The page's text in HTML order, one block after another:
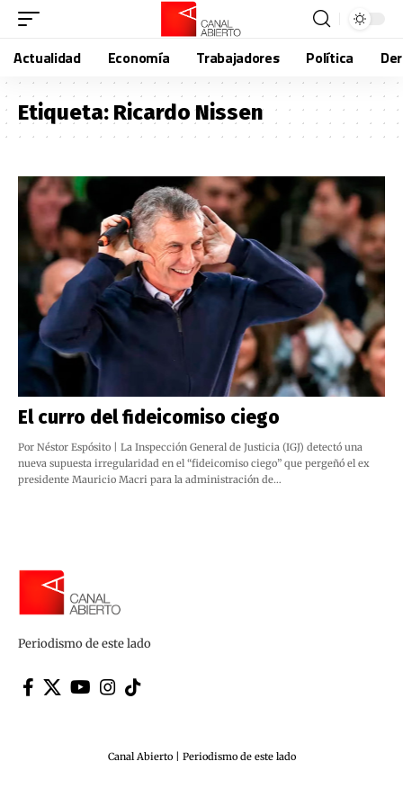
Actualidad Economía Trabajadores Política
Etiqueta:Ricardo Nissen
El curro del fideicomiso ciego
Por Néstor Espósito | La Inspección General de Justicia (IGJ) detectó una
nueva supuesta irregularidad en el “fideicomiso ciego” que pergeñó el ex
presidente Mauricio Macri para la administración de…
Periodismo de este lado
Canal Abierto | Periodismo de este lado